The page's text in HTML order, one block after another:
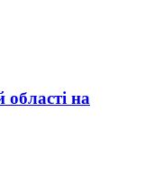
області на